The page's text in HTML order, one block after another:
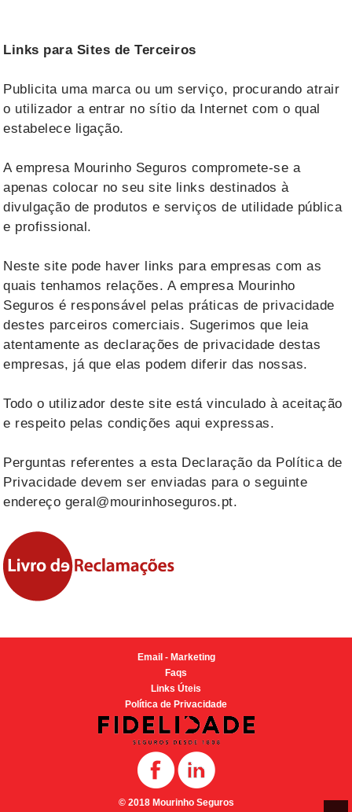
Links para Sites de Terceiros
Publicita uma marca ou um serviço, procurando atrair
o utilizador a entrar no sítio da Internet com o qual
estabelece ligação.
A empresa Mourinho Seguros compromete-se a
apenas colocar no seu site links destinados à
divulgação de produtos e serviços de utilidade pública
e profissional.
Neste site pode haver links para empresas com as
quais tenhamos relações. A empresa Mourinho
Seguros é responsável pelas práticas de privacidade
destes parceiros comerciais. Sugerimos que leia
atentamente as declarações de privacidade destas
empresas, já que elas podem diferir das nossas.
Todo o utilizador deste site está vinculado à aceitação
e respeito pelas condições aqui expressas.
Perguntas referentes a esta Declaração da Política de
Privacidade devem ser enviadas para o seguinte
endereço geral@mourinhoseguros.pt.
Email - Marketing
Faqs
Links Úteis
Política de Privacidade
© 2018 Mourinho Seguros